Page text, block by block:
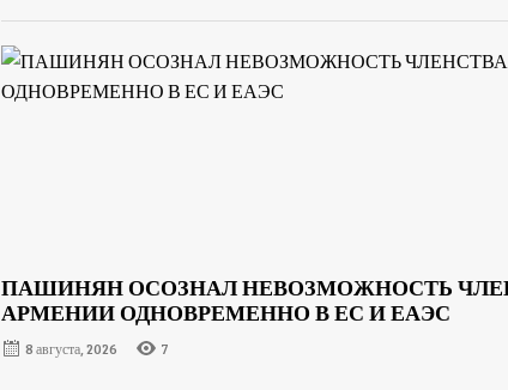
ПАШИНЯН ОСОЗНАЛ НЕВОЗМОЖНОСТЬ
АРМЕНИИ ОДНОВРЕМЕННО В ЕС И ЕАЭС
8 августа, 2026 7